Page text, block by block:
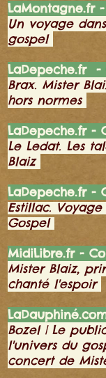
LaMontagne.fr
Un voyage
gospel
LaDepeche.fr -
Brax. Mister
hors normes
LaDepeche.fr -
Le Ledat. Les
Blaiz
LaDepeche.fr -
Estillac.
Gospel
MidiLibre.fr -
Mister Blaiz,
chanté l'espoir
Bozel | Le
l'univers du
concert de